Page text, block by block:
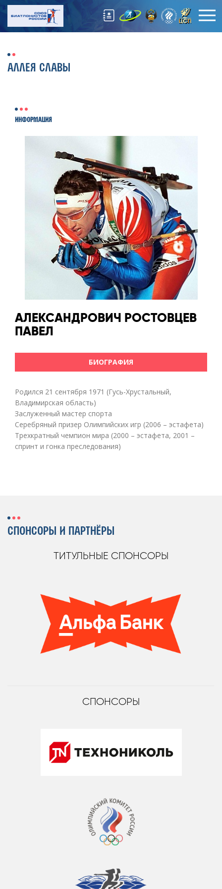
АЛЛЕЯ СЛАВЫ
ИНФОРМАЦИЯ
АЛЕКСАНДРОВИЧ РОСТОВЦЕВ
ПАВЕЛ
БИОГРАФИЯ
Родился 21 сентября 1971 (Гусь-Хрустальный,
Владимирская область)
Заслуженный мастер спорта
Серебряный призер Олимпийских игр (2006 – эстафета)
Трехкратный чемпион мира (2000 – эстафета, 2001 –
спринт и гонка преследования)
СПОНСОРЫ И ПАРТНЁРЫ
ТИТУЛЬНЫЕ СПОНСОРЫ
СПОНСОРЫ